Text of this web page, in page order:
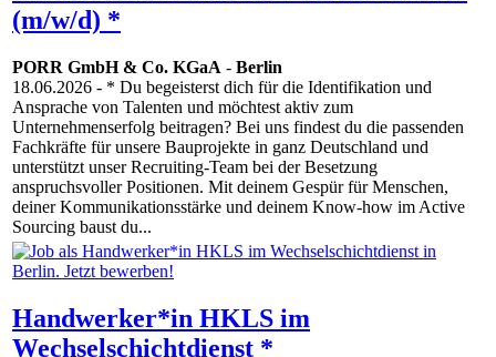
(m/w/d) *
PORR GmbH & Co. KGaA - Berlin
18.06.2026 - * Du begeisterst dich für die Identifikation und
Ansprache von Talenten und möchtest aktiv zum
Unternehmenserfolg beitragen? Bei uns findest du die passenden
Fachkräfte für unsere Bauprojekte in ganz Deutschland und
unterstützt unser Recruiting-Team bei der Besetzung
anspruchsvoller Positionen. Mit deinem Gespür für Menschen,
deiner Kommunikationsstärke und deinem Know-how im Active
Sourcing baust du...
Handwerker*in HKLS im
Wechselschichtdienst *